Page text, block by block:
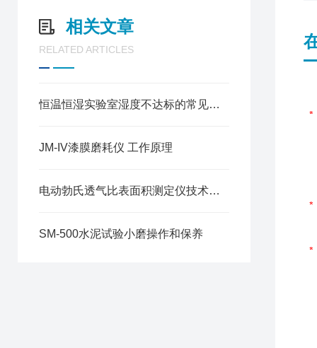
相关文章
RELATED ARTICLES
恒温恒湿实验室湿度不达标的常见诱因及排查方向
JM-IV漆膜磨耗仪 工作原理
电动勃氏透气比表面积测定仪技术参数
SM-500水泥试验小磨操作和保养